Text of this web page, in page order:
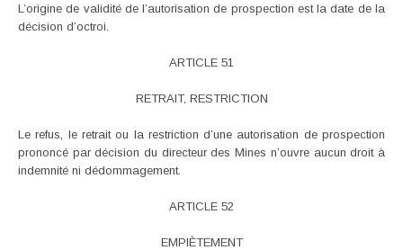
L’origine de validité de l’autorisation de prospection est la date de la
décision d’octroi.
ARTICLE 51
RETRAIT, RESTRICTION
Le refus, le retrait ou la restriction d’une autorisation de prospection
prononcé par décision du directeur des Mines n’ouvre aucun droit à
indemnité ni dédommagement.
ARTICLE 52
EMPIÈTEMENT